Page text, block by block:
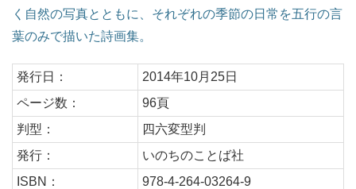
く自然の写真とともに、それぞれの季節の日常を五行の言
葉のみで描いた詩画集。
発行日：
2014年10月25日
ページ数：
96頁
判型：
四六変型判
発行：
いのちのことば社
ISBN：
978-4-264-03264-9